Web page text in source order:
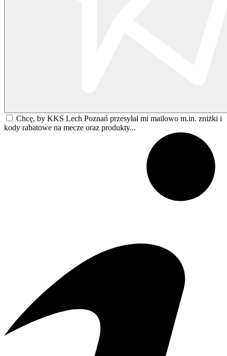
Chcę, by KKS Lech Poznań przesyłał mi mailowo m.in. zniżki i
kody rabatowe na mecze oraz produkty...